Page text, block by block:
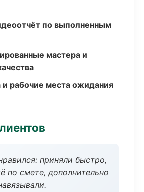
по выполненным
мастера и
и рабочие места ожидания
приняли быстро,
по смете, дополнительно